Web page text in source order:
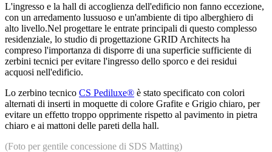
L'ingresso e la hall di accoglienza dell'edificio non fanno eccezione,
con un arredamento lussuoso e un'ambiente di tipo alberghiero di
alto livello.Nel progettare le entrate principali di questo complesso
residenziale, lo studio di progettazione GRID Architects ha
compreso l'importanza di disporre di una superficie sufficiente di
zerbini tecnici per evitare l'ingresso dello sporco e dei residui
acquosi nell'edificio.
Lo zerbino tecnico CS Pediluxe® è stato specificato con colori
alternati di inserti in moquette di colore Grafite e Grigio chiaro, per
evitare un effetto troppo opprimente rispetto al pavimento in pietra
chiaro e ai mattoni delle pareti della hall.
(Foto per gentile concessione di SDS Matting)